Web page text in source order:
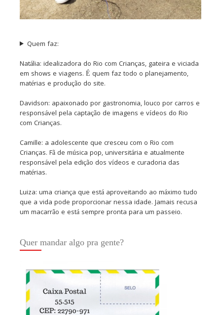
Quem faz:
Natália: idealizadora do Rio com Crianças, gateira e viciada
em shows e viagens. É quem faz todo o planejamento,
matérias e produção do site.
Davidson: apaixonado por gastronomia, louco por carros e
responsável pela captação de imagens e vídeos do Rio
com Crianças.
Camille: a adolescente que cresceu com o Rio com
Crianças. Fã de música pop, universitária e atualmente
responsável pela edição dos vídeos e curadoria das
matérias.
Luiza: uma criança que está aproveitando ao máximo tudo
que a vida pode proporcionar nessa idade. Jamais recusa
um macarrão e está sempre pronta para um passeio.
Quer mandar algo pra gente?